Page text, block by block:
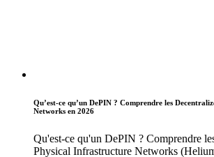
Qu’est-ce qu’un DePIN ? Comprendre les
Networks en 2026
Qu'est-ce qu'un DePIN ? Comprendre
Physical Infrastructure Networks